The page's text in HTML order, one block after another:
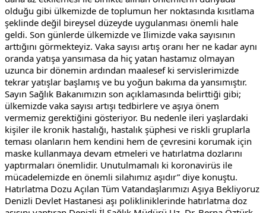
olduğu gibi ülkemizde de toplumun her noktasında kısıtlama
şeklinde değil bireysel düzeyde uygulanması önemli hale
geldi. Son günlerde ülkemizde ve İlimizde vaka sayısının
arttığını görmekteyiz. Vaka sayısı artış oranı her ne kadar aynı
oranda yatışa yansımasa da hiç yatan hastamız olmayan
uzunca bir dönemin ardından maalesef ki servislerimizde
tekrar yatışlar başlamış ve bu yoğun bakıma da yansımıştır.
Sayın Sağlık Bakanımızın son açıklamasında belirttiği gibi;
ülkemizde vaka sayısı artışı tedbirlere ve aşıya önem
vermemiz gerektiğini gösteriyor. Bu nedenle ileri yaşlardaki
kişiler ile kronik hastalığı, hastalık şüphesi ve riskli gruplarla
teması olanların hem kendini hem de çevresini korumak için
maske kullanmaya devam etmeleri ve hatırlatma dozlarını
yaptırmaları önemlidir. Unutulmamalı ki koronavirüs ile
mücadelemizde en önemli silahımız aşıdır” diye konuştu.
Denizli Devlet Hastanesi aşı polikliniklerinde hatırlatma doz